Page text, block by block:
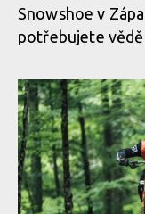
Snowshoe v
potřebujete